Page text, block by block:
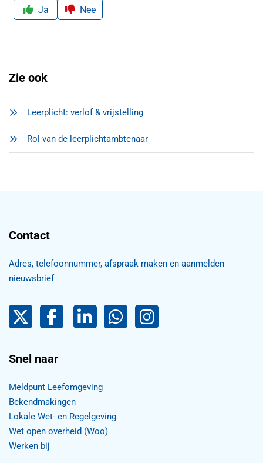
Ja Nee
Zie ook
Leerplicht: verlof & vrijstelling
Rol van de leerplichtambtenaar
Contact
Adres, telefoonnummer, afspraak maken en aanmelden
nieuwsbrief
Pijnacker-Nootdorp op Twitter
FacebookLinkedIn Pijnacker-Nootdorp,
Pijnacker-Nootdorp WhatsApp
Snel naar
Meldpunt Leefomgeving
Bekendmakingen
Lokale Wet- en Regelgeving
Wet open overheid (Woo)
Werken bij